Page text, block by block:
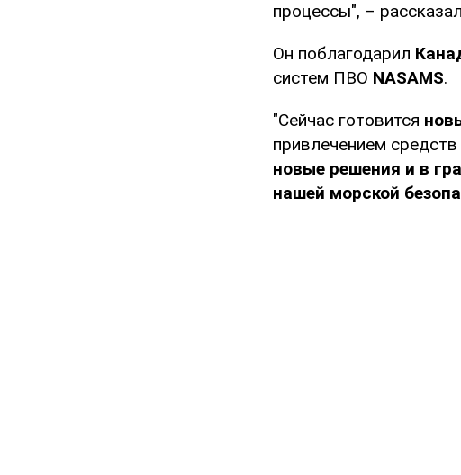
процессы", –
Он поблагодарил
систем ПВО NASAMS.
"Сейчас готовится
привлечением
новые решения и в
нашей морской